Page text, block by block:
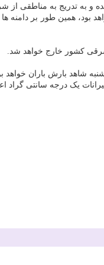
شده و به تدریج به
همین طور بر دامنه ها
کشور خارج خواهد شد.
شاهد بارش باران خواهد